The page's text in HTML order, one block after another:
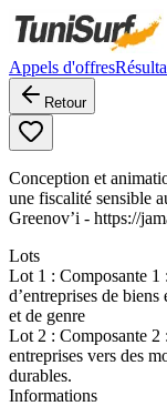
Appels d'offres
Retour
Conception et
une fiscalité sensible
Greenov’i - https://
Lots
Lot 1 : Composante 1
d’entreprises de
et de genre
Lot 2 : Composante
entreprises vers des
durables.
Informations